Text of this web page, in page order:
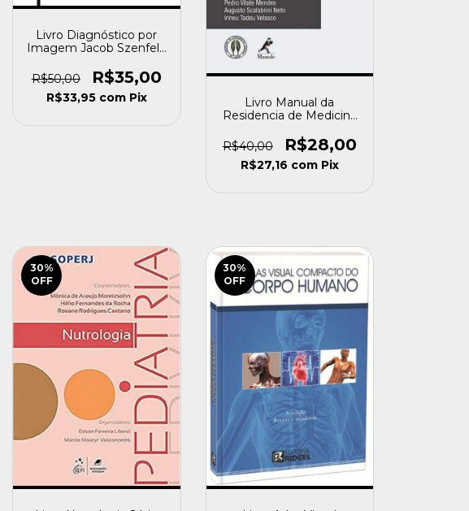
Livro Diagnóstico por
Imagem Jacob Szenfeld
R$50,00
R$35,00
R$33,95 com Pix
Livro Manual da
Residencia de Medicina
Remigio de Oliveira
Leandro Utino Taniguchi
[usado]
R$40,00 R$28,00
R$27,16 com Pix
30%
OFF
30%
OFF